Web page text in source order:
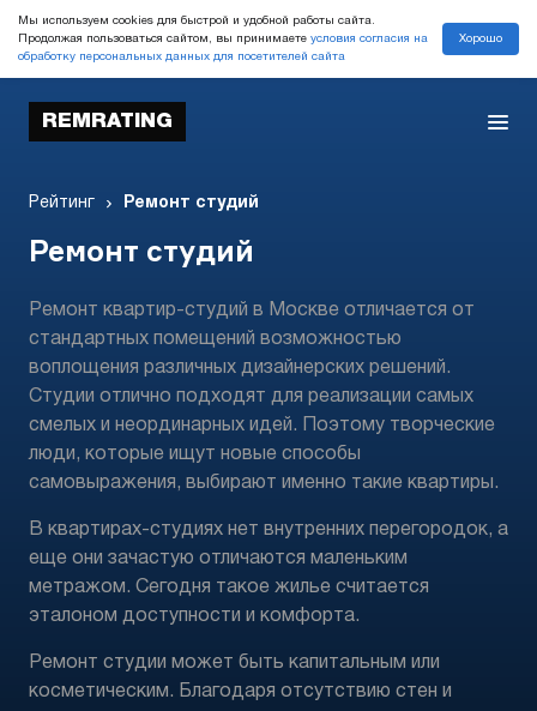
Мы используем cookies для быстрой и удобной работы сайта.
Продолжая пользоваться сайтом, вы принимаете условия согласия на
обработку персональных данных для посетителей сайта
Хорошо
REMRATING
Рейтинг Ремонт студий
Ремонт студий
Ремонт квартир-студий в Москве отличается от
стандартных помещений возможностью
воплощения различных дизайнерских решений.
Студии отлично подходят для реализации самых
смелых и неординарных идей. Поэтому творческие
люди, которые ищут новые способы
самовыражения, выбирают именно такие квартиры.
В квартирах-студиях нет внутренних перегородок, а
еще они зачастую отличаются маленьким
метражом. Сегодня такое жилье считается
эталоном доступности и комфорта.
Ремонт студии может быть капитальным или
косметическим. Благодаря отсутствию стен и